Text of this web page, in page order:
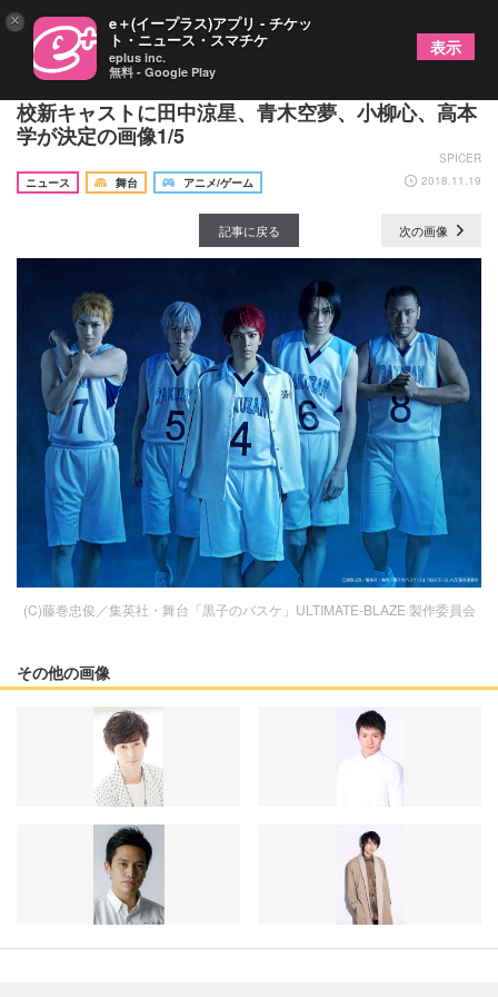
舞台『黒子のバスケ』ULTIMATE-BLAZE、洛山高
校新キャストに田中涼星、青木空夢、小柳心、高本
学が決定の画像1/5
SPICER
ニュース
舞台 アニメ/ゲーム 2018.11.19
記事に戻る 次の画像
(C)藤巻忠俊／集英社・舞台「黒子のバスケ」ULTIMATE-BLAZE 製作委員会
その他の画像
× e＋(イープラス)アプリ - チケッ
ト・ニュース・スマチケ
eplus inc.
無料 - Google Play
表示